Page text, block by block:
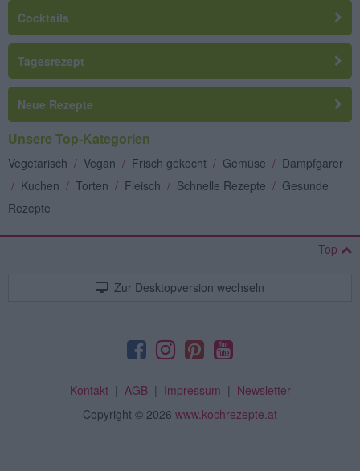
Cocktails
Tagesrezept
Neue Rezepte
Unsere Top-Kategorien
Vegetarisch / Vegan / Frisch gekocht / Gemüse / Dampfgarer
/ Kuchen / Torten / Fleisch / Schnelle Rezepte / Gesunde
Rezepte
Top
Zur Desktopversion wechseln
Kontakt| AGB| Impressum | Newsletter
Copyright © 2026 www.kochrezepte.at